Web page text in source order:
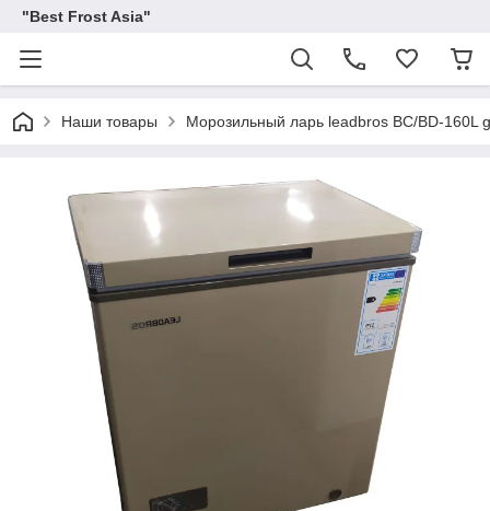
"Best Frost Asia"
Наши товары Морозильный ларь leadbros BC/BD-160L